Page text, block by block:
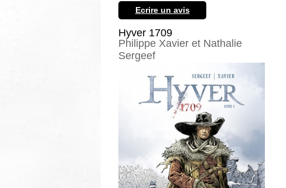
Ecrire un avis
Hyver 1709
Philippe Xavier et Nathalie
Sergeef